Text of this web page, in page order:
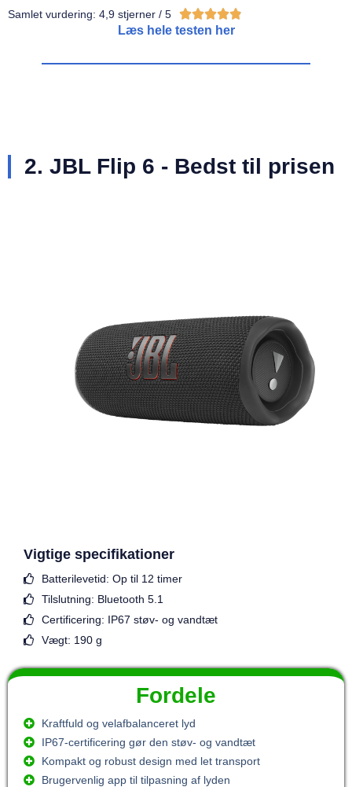
Samlet vurdering: 4,9 stjerner / 5 
Læs hele testen her
2. JBL Flip 6 - Bedst til prisen
Vigtige specifikationer
Batterilevetid: Op til 12 timer
Tilslutning: Bluetooth 5.1
Certificering: IP67 støv- og vandtæt
Vægt: 190 g
Fordele
Kraftfuld og velafbalanceret lyd
IP67-certificering gør den støv- og vandtæt
Kompakt og robust design med let transport
Brugervenlig app til tilpasning af lyden